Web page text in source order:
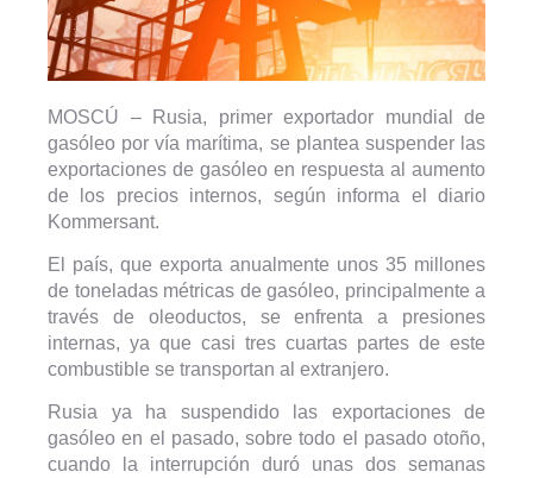
MOSCÚ – Rusia, primer exportador mundial de
gasóleo por vía marítima, se plantea suspender las
exportaciones de gasóleo en respuesta al aumento
de los precios internos, según informa el diario
Kommersant.
El país, que exporta anualmente unos 35 millones
de toneladas métricas de gasóleo, principalmente a
través de oleoductos, se enfrenta a presiones
internas, ya que casi tres cuartas partes de este
combustible se transportan al extranjero.
Rusia ya ha suspendido las exportaciones de
gasóleo en el pasado, sobre todo el pasado otoño,
cuando la interrupción duró unas dos semanas